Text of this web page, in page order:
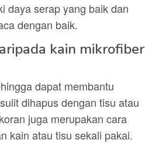
daya serap yang baik dan
dengan baik.
kain mikrofiber
dapat membantu
dihapus dengan tisu atau
juga merupakan cara
kain atau tisu sekali pakai.